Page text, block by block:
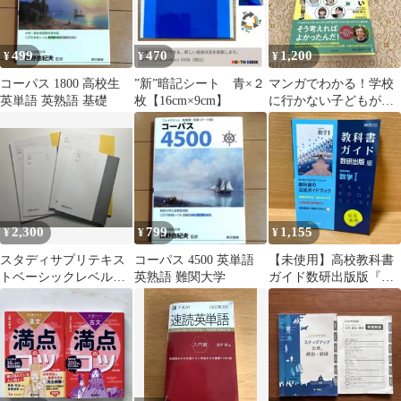
¥499
コーパス 1800 高校生
英単語 英熟語 基礎
¥470
”新”暗記シート 青×２
枚【16cm×9cm】
¥1,200
マンガでわかる！学校
に行かない子どもが見
ている世界
¥2,300
スタディサプリテキス
トベーシックレベル漢
文前編、後編セット
¥799
コーパス 4500 英単語
英熟語 難関大学
¥ 1,155
【未使用】高校教科書
ガイド数研出版版『高
等学校 数学I』完全準
拠（数I 713）